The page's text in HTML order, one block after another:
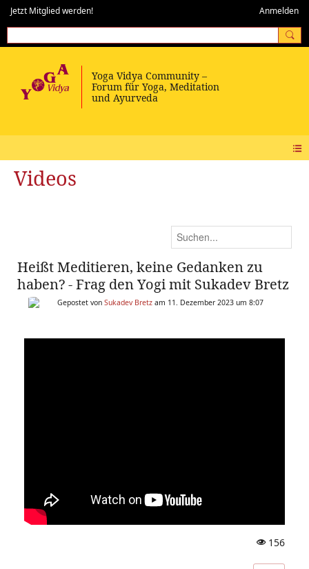
Jetzt Mitglied werden! Anmelden
Videos
Heißt Meditieren, keine Gedanken zu
haben? - Frag den Yogi mit Sukadev Bretz
Gepostet von Sukadev Bretz am 11. Dezember 2023 um 8:07
156